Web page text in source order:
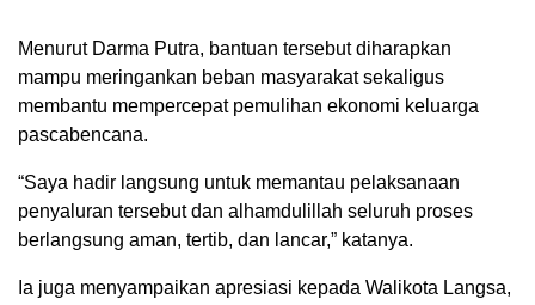
Menurut Darma Putra, bantuan tersebut diharapkan
mampu meringankan beban masyarakat sekaligus
membantu mempercepat pemulihan ekonomi keluarga
pascabencana.
“Saya hadir langsung untuk memantau pelaksanaan
penyaluran tersebut dan alhamdulillah seluruh proses
berlangsung aman, tertib, dan lancar,” katanya.
Ia juga menyampaikan apresiasi kepada Walikota Langsa,